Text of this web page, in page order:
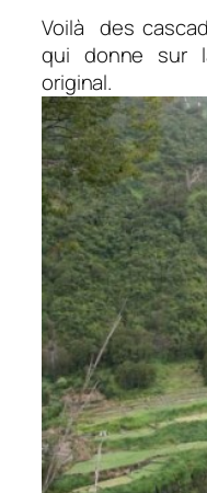
Voilà des
qui donne sur
original.